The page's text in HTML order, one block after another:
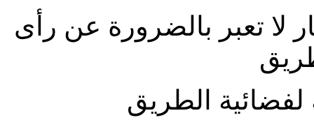
لا تعبر بالضرورة عن رأى
الطريق